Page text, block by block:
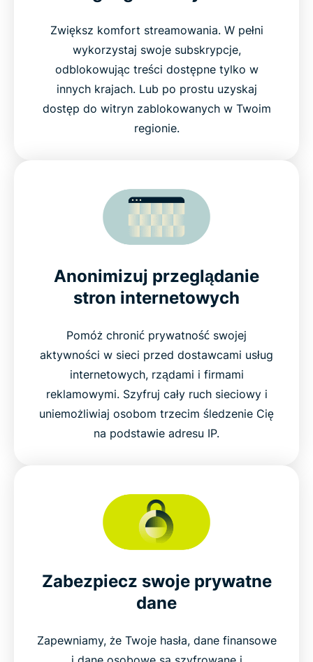
Zwiększ komfort streamowania. W pełni
wykorzystaj swoje subskrypcje,
odblokowując treści dostępne tylko w
innych krajach. Lub po prostu uzyskaj
dostęp do witryn zablokowanych w Twoim
regionie.
Anonimizuj przeglądanie
stron internetowych
Pomóż chronić prywatność swojej
aktywności w sieci przed dostawcami usług
internetowych, rządami i firmami
reklamowymi. Szyfruj cały ruch sieciowy i
uniemożliwiaj osobom trzecim śledzenie Cię
na podstawie adresu IP.
Zabezpiecz swoje prywatne
dane
Zapewniamy, że Twoje hasła, dane finansowe